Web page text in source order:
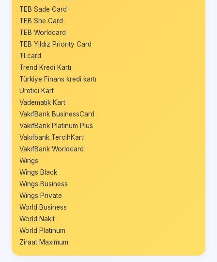
TEB Sade Card
TEB She Card
TEB Worldcard
TEB Yıldız Priority Card
TLcard
Trend Kredi Kartı
Türkiye Finans kredi kartı
Üretici Kart
Vadematik Kart
VakıfBank BusinessCard
VakıfBank Platinum Plus
Vakıfbank TercihKart
VakıfBank Worldcard
Wings
Wings Black
Wings Business
Wings Private
World Business
World Nakit
World Platinum
Ziraat Maximum